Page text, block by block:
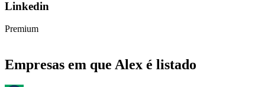
Linkedin
Premium
Empresas em que Alex é listado